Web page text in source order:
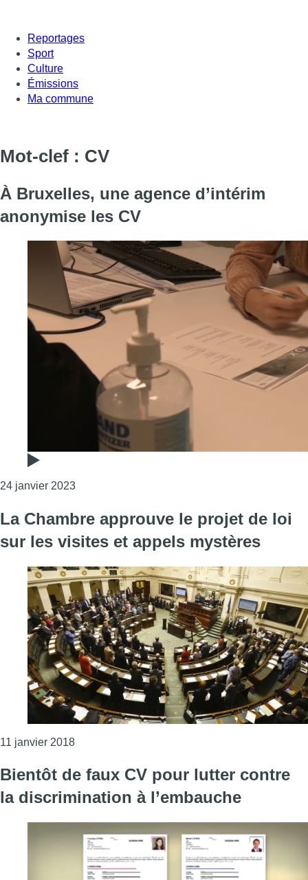
Reportages
Sport
Culture
Émissions
Ma commune
Mot-clef : CV
À Bruxelles, une agence d’intérim
anonymise les CV
24 janvier 2023Consulter l'article "À Bruxelles, une agence
La Chambre approuve le projet de loi
sur les visites et appels mystères
11 janvier 2018Consulter l'article "La Chambre approuve le
Bientôt de faux CV pour lutter contre
la discrimination à l’embauche